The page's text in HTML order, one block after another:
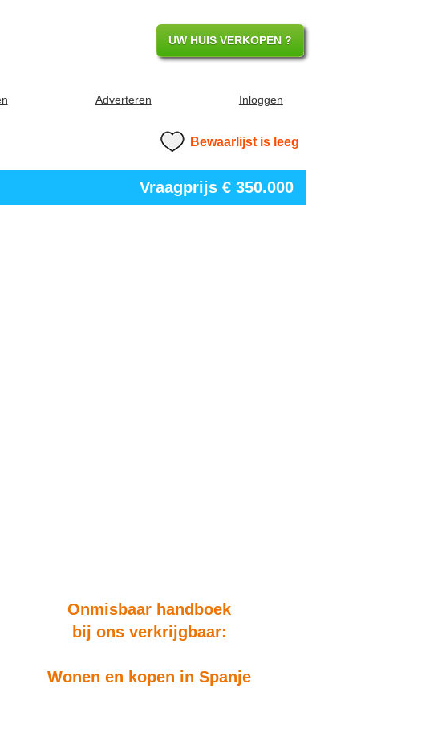
UW HUIS VERKOPEN ?
Adverteren Inloggen
Bewaarlijst is leeg
Vraagprijs € 350.000
Onmisbaar handboek
bij ons verkrijgbaar:
Wonen en kopen in Spanje